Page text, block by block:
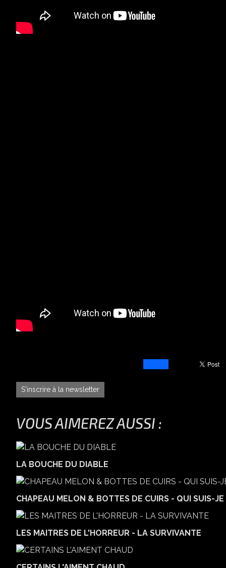
S'inscrire à la newsletter
VOUS AIMEREZ AUSSI :
LA BOUCHE DU DIABLE
CHAPEAU MELON & BOTTES DE CUIRS - QUI SUIS-JE
LES MAITRES DE L'HORREUR - LA SURVIVANTE